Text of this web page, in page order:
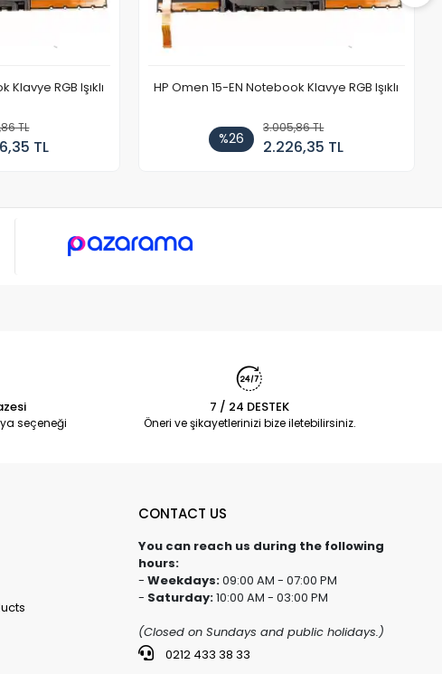
RGB Işıklı
TL
TL
HP Omen 15-EN Notebook Klavye RGB Işıklı
%26
3.005,86 TL
2.226,35 TL
seçeneği
7 / 24 DESTEK
Öneri ve şikayetlerinizi bize iletebilirsiniz.
CONTACT US
You can reach us during the following
hours:
- Weekdays:09:00 AM - 07:00 PM
- Saturday:10:00 AM - 03:00 PM
(Closed on Sundays and public holidays.)
0212 433 38 33